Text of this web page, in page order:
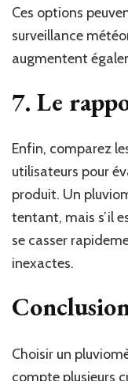
Ces options
surveillance
augmentent
7. Le
Enfin, comparez
utilisateurs pour
produit. Un
tentant, mais s’il
se casser
inexactes.
Choisir un
compte plusieurs